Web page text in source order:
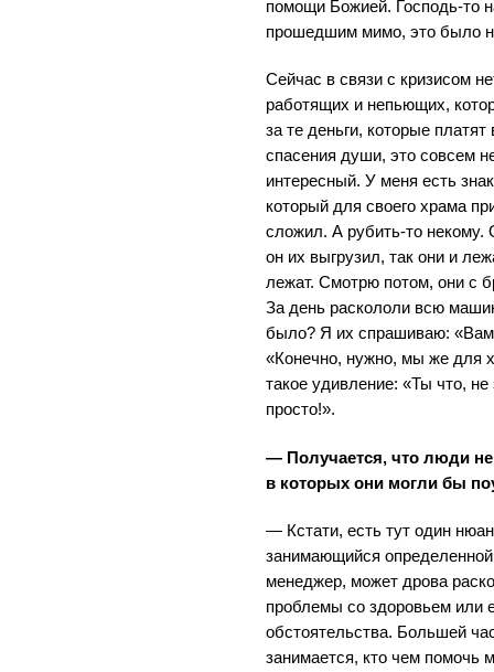
помощи Божией. Господь-то
прошедшим мимо, это было
Сейчас в связи с кризисом
работящих и непьющих,
за те деньги, которые
спасения души, это совсем
интересный. У меня есть
который для своего храма
сложил. А рубить-то
он их выгрузил, так они и
лежат. Смотрю потом, они с
За день раскололи всю
было? Я их спрашиваю: «Вам
«Конечно, нужно, мы же для
такое удивление: «Ты что,
просто!».
— Получается, что люди не
в которых они могли бы
— Кстати, есть тут один
занимающийся
менеджер, может дрова
проблемы со здоровьем или
обстоятельства. Большей
занимается, кто чем помочь